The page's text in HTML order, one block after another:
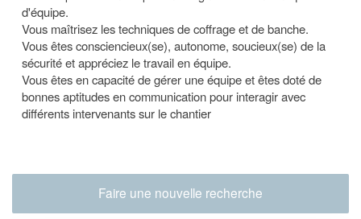
d'équipe.
Vous maîtrisez les techniques de coffrage et de banche.
Vous êtes consciencieux(se), autonome, soucieux(se) de la
sécurité et appréciez le travail en équipe.
Vous êtes en capacité de gérer une équipe et êtes dotéde
bonnes aptitudes en communication pour interagir avec
différents intervenants sur le chantier
Faire une nouvelle recherche